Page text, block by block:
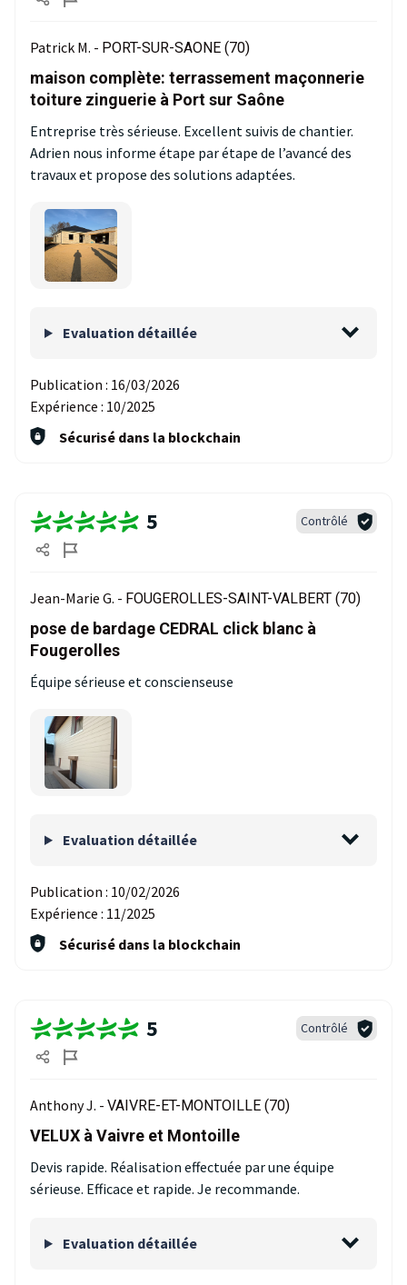
Patrick M. - PORT-SUR-SAONE (70)
maison complète: terrassement maçonnerie
toiture zinguerie à Port sur Saône
Entreprise très sérieuse. Excellent suivis de chantier.
Adrien nous informe étape par étape de l’avancé des
travaux et propose des solutions adaptées.
Evaluation détaillée
Publication : 16/03/2026
Expérience : 10/2025
Sécurisé dans la blockchain
5 Contrôlé
Jean-Marie G. - FOUGEROLLES-SAINT-VALBERT (70)
pose de bardage CEDRAL click blanc à
Fougerolles
Équipe sérieuse et conscienseuse
Evaluation détaillée
Publication : 10/02/2026
Expérience : 11/2025
Sécurisé dans la blockchain
5 Contrôlé
Anthony J. - VAIVRE-ET-MONTOILLE (70)
VELUX à Vaivre et Montoille
Devis rapide. Réalisation effectuée par une équipe
sérieuse. Efficace et rapide. Je recommande.
Evaluation détaillée